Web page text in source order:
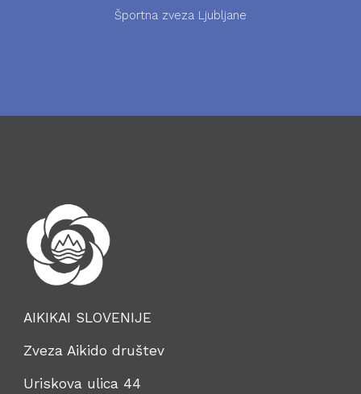
Športna zveza Ljubljane
AIKIKAI SLOVENIJE
Zveza Aikido društev
Uriskova ulica 44